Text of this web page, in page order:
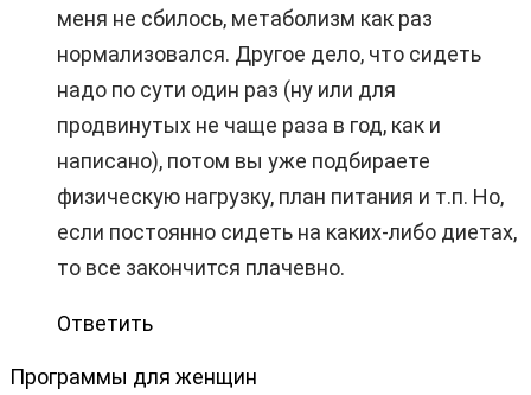
меня не сбилось, метаболизм как раз
нормализовался. Другое дело, что сидеть
надо по сути один раз (ну или для
продвинутых не чаще раза в год, как и
написано), потом вы уже подбираете
физическую нагрузку, план питания и т.п. Но,
если постоянно сидеть на каких-либо диетах,
то все закончится плачевно.
Ответить
Программы для женщин